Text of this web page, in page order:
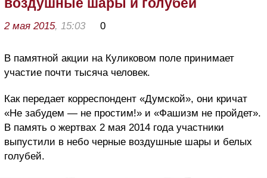
2 мая 2015, 15:03 0
В памятной акции на Куликовом поле принимает
участие почти тысяча человек.
Как передает корреспондент «Думской», они кричат
«Не забудем — не простим!» и «Фашизм не пройдет».
В память о жертвах 2 мая 2014 года участники
выпустили в небо черные воздушные шары и белых
голубей.